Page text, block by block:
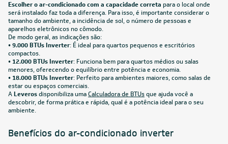
Escolher o ar-condicionado com a capacidade correta para o local onde
será instalado faz toda a diferença. Para isso, é importante considerar o
tamanho do ambiente, a incidência de sol, o número de pessoas e
aparelhos eletrônicos no cômodo.
De modo geral, as indicações são:
•9.000 BTUs Inverter: É ideal para quartos pequenos e escritórios
compactos.
• 12.000 BTUs Inverter: Funciona bem para quartos médios ou salas
menores, oferecendo o equilíbrio entre potência e economia.
• 18.000 BTUs Inverter: Perfeito para ambientes maiores, como salas de
estar ou espaços comerciais.
ALeverosdisponibiliza umaCalculadora de BTUsque ajuda você a
descobrir, de forma prática e rápida, qual é a potência ideal para o seu
ambiente.
Benefícios do ar-condicionado inverter